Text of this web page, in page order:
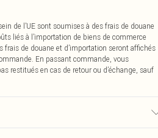
de l’UE sont soumises à des frais de douane
liés à l’importation de biens de commerce
frais de douane et d’importation seront affichés
En passant commande, vous
restitués en cas de retour ou d’échange, sauf